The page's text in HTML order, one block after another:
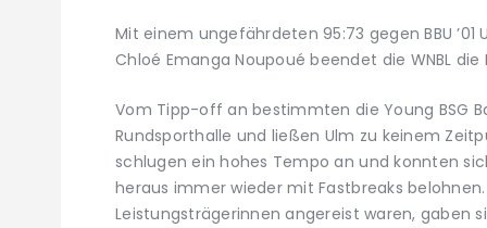
Mit einem ungefährdeten 95:73 gegen BBU
Chloé Emanga Noupoué beendet die WNBL die
Vom Tipp-off an bestimmten die Young BSG
Rundsporthalle und ließen Ulm zu keinem
schlugen ein hohes Tempo an und konnten
heraus immer wieder mit Fastbreaks
Leistungsträgerinnen angereist waren, gaben